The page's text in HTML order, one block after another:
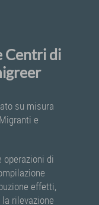
Centri di
su misura
e
di
effetti,
rilevazione